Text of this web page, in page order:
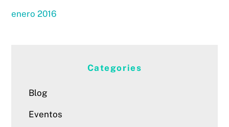
enero 2016
Categories
Blog
Eventos